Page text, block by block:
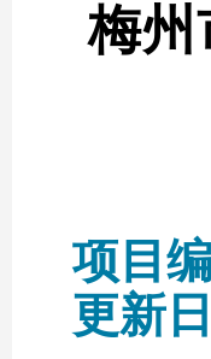
梅州
项目
更新